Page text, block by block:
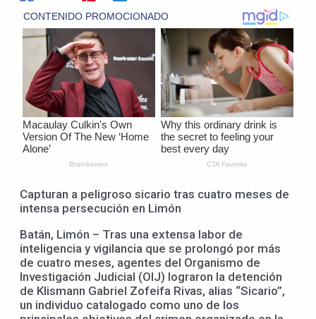
Capturan a peligroso sicario tras cuatro meses de
intensa persecución en Limón
Batán, Limón – Tras una extensa labor de
inteligencia y vigilancia que se prolongó por más
de cuatro meses, agentes del Organismo de
Investigación Judicial (OIJ) lograron la detención
de Klismann Gabriel Zofeifa Rivas, alias “Sicario”,
un individuo catalogado como uno de los